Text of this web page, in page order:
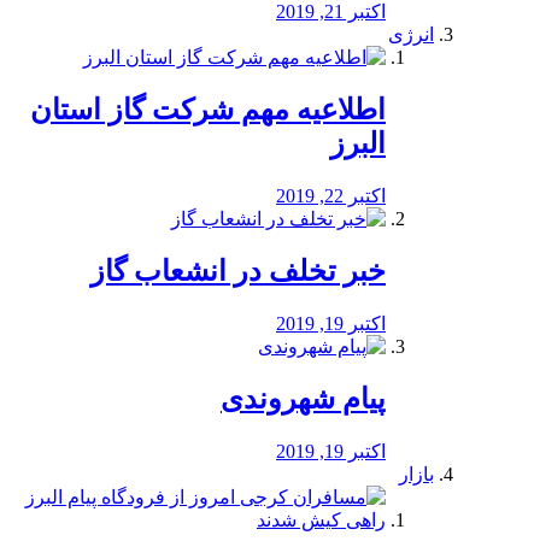
اکتبر 21, 2019
انرژی
️اطلاعیه مهم شرکت گاز استان
البرز
اکتبر 22, 2019
خبر تخلف در انشعاب گاز
اکتبر 19, 2019
پیام شهروندی
اکتبر 19, 2019
بازار